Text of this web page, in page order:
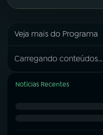
Veja mais do Programa
Carregando conteúdos...
Notícias Recentes